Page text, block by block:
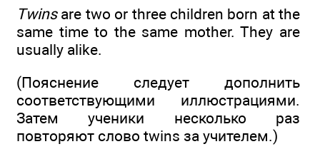
Twinsare two or three children born at the
same time to the same mother. They are
usually alike.
(Пояснение следует дополнить
соответствующими иллюстрациями.
Затем ученики несколько раз
повторяют слово twins за учителем.)